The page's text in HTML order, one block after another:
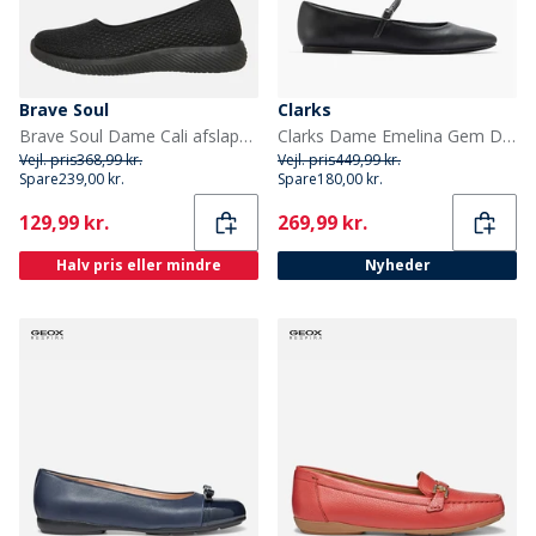
Brave Soul
Brave Soul Dame Cali afslappede sko Sort
Vejl. pris368,99 kr.
Spare239,00 kr.
Current
129,99 kr.
Halv pris eller mindre
Clarks
Clarks Dame Emelina Gem D-Fit Flade Sko Sort
Vejl. pris449,99 kr.
Spare180,00 kr.
Current
269,99 kr.
Nyheder